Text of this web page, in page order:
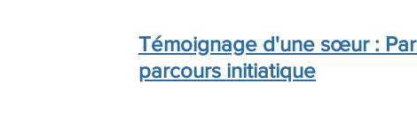
Témoignage d'une sœur :
parcours initiatique